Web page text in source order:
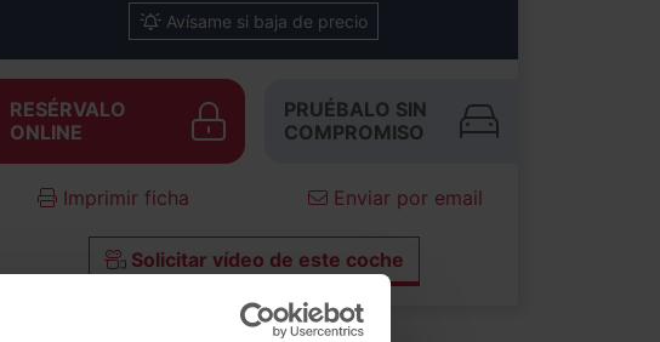
Avísame si baja de precio
RESÉRVALO
ONLINE
PRUÉBALO SIN
COMPROMISO
Imprimir ficha Enviar por email
Solicitar vídeo de este coche